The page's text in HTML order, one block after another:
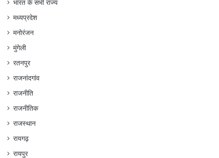
भारत के सभी राज्य
मध्यप्रदेश
मनोरंजन
मुंगेली
रतनपुर
राजनांदगांव
राजनीति
राजनीतिक
राजस्थान
रायगढ़
रायपुर